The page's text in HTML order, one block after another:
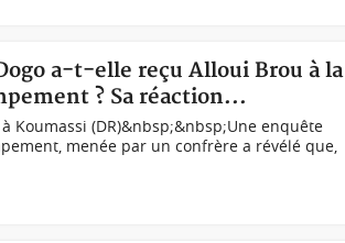
a-t-elle reçu Alloui Brou à la
? Sa réaction...
Koumassi (DR)&nbsp;&nbsp;Une enquête
menée par un confrère a révélé que,